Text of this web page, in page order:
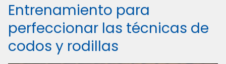
Entrenamiento para
perfeccionar las técnicas de
codos y rodillas